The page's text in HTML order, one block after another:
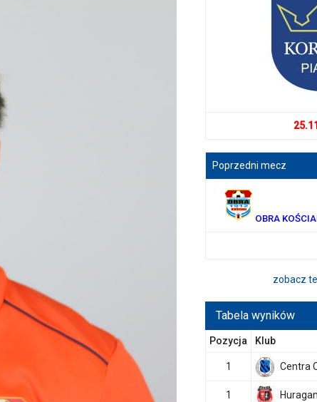
Poprzedni mecz
OBRA
zobacz
Tabela wyników
Pozycja Klub
1 Centra
1